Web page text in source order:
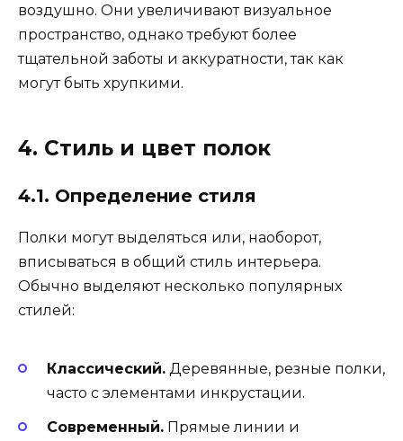
воздушно. Они увеличивают визуальное
пространство, однако требуют более
тщательной заботы и аккуратности, так как
могут быть хрупкими.
4. Стиль и цвет полок
4.1. Определение стиля
Полки могут выделяться или, наоборот,
вписываться в общий стиль интерьера.
Обычно выделяют несколько популярных
стилей:
Классический. Деревянные, резные полки,
часто с элементами инкрустации.
Современный. Прямые линии и